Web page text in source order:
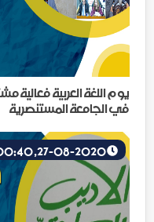
يوم اللغة العربية فعالية
في الجامعة المستنصرية